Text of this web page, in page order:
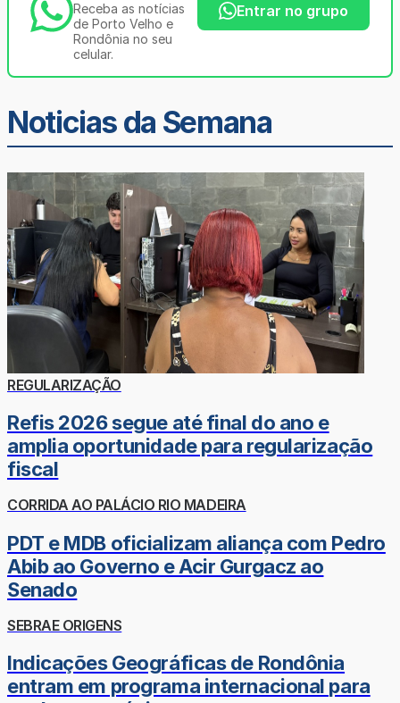
Receba as notícias
de Porto Velho e
Rondônia no seu
celular.
Entrar no grupo
Noticias da Semana
REGULARIZAÇÃO
Refis 2026 segue até final do ano e
amplia oportunidade para regularização
fiscal
CORRIDA AO PALÁCIO RIO MADEIRA
PDT e MDB oficializam aliança com Pedro
Abib ao Governo e Acir Gurgacz ao
Senado
SEBRAE ORIGENS
Indicações Geográficas de Rondônia
entram em programa internacional para